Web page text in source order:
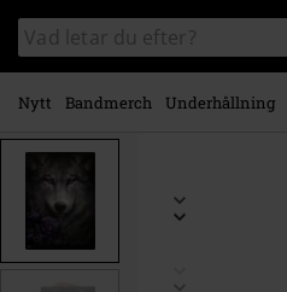
Gå till
huvudinnehåll
Sök
i
katalogen
Nytt Bandmerch Underhållning
www.emp-
p/wolf-
593689St.html